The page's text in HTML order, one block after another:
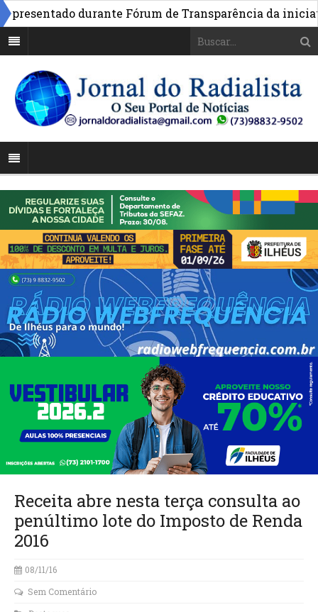
durante Fórum de Transparência da iniciativa
Receita abre nesta terça consulta ao
penúltimo lote do Imposto de Renda
2016
08/11/16
Sem Comentário